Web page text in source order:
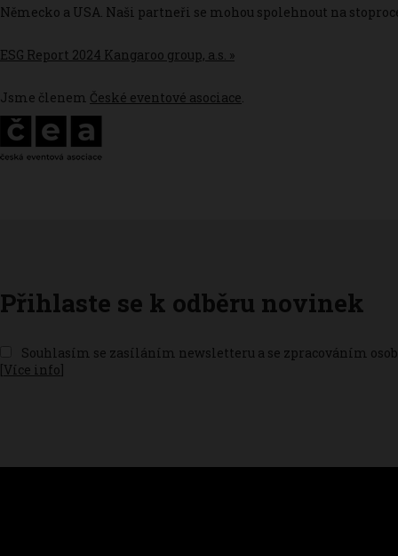
Německo a USA. Naši partneři se mohou spolehnout na
ESG Report 2024 Kangaroo group, a.s. »
Jsme členem České eventové asociace.
Přihlaste se k odběru novinek
Souhlasím se zasíláním newsletteru a se zpracováním
[Více info]